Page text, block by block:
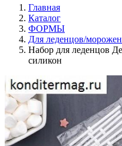
Главная
Каталог
ФОРМЫ
Для леденцов/
Набор для леденцов
силикон